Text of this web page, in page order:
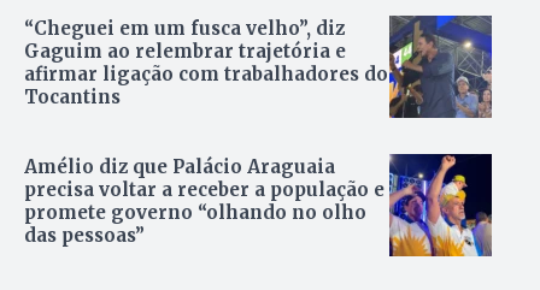
“Cheguei em um fusca velho”, diz
Gaguim ao relembrar trajetória e
afirmar ligação com trabalhadores do
Tocantins
Amélio diz que Palácio Araguaia
precisa voltar a receber a população e
promete governo “olhando no olho
das pessoas”